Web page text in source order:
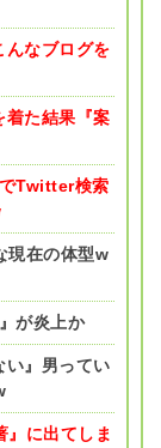
んなブログを
着た結果『案
Twitter検索
現在の体型w
が炎上か
い』男ってい
』に出てしま